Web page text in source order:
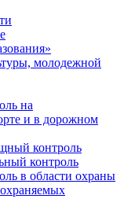
молодежной
на
и в дорожном
контроль
контроль
в области охраны